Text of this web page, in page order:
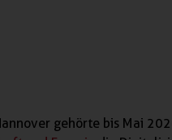
gehörte bis Mai